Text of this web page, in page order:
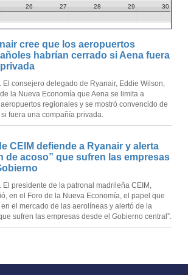
26 27 28 29 30
cree que los aeropuertos
habrían cerrado si Aena fuera
El consejero delegado de Ryanair, Eddie Wilson,
la Nueva Economía que Aena se limita a
aeropuertos regionales y se mostró convencido de
fuera una compañía privada.
CEIM defiende a Ryanair y alerta
de acoso” que sufren las empresas
El presidente de la patronal madrileña CEIM,
en el Foro de la Nueva Economía, el papel que
el mercado de las aerolíneas y alertó de la
sufren las empresas desde el Gobierno central”.